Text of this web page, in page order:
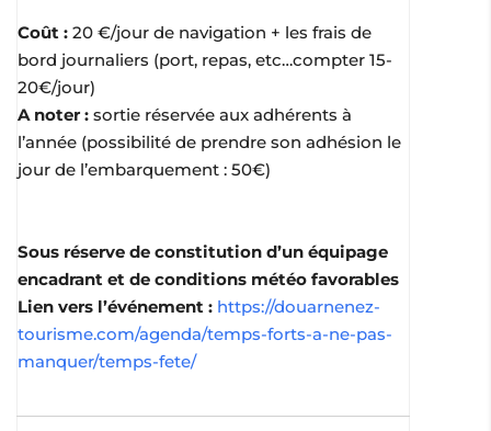
Coût : 20 €/jour de navigation + les frais de
bord journaliers (port, repas, etc…compter 15-
20€/jour)
A noter : sortie réservée aux adhérents à
l’année (possibilité de prendre son adhésion le
jour de l’embarquement : 50€)
Sous réserve de constitution d’un équipage
encadrant et de conditions météo favorables
Lien vers l’événement : https://douarnenez-
tourisme.com/agenda/temps-forts-a-ne-pas-
manquer/temps-fete/